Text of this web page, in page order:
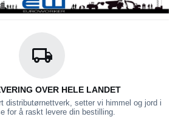
OVER HELE LANDET
distributørnettverk, setter vi himmel og jord i
for å raskt levere din bestilling.